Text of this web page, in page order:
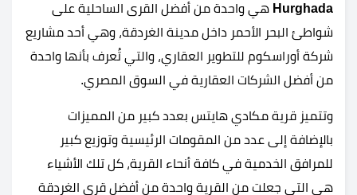
Hurghada هي واحدة من أفضل القرى الساحلية على
شواطئ البحر الأحمر داخل مدينة الغردقة، وهي أحد مشاريع
شركة أوراسكوم للتطوير العقاري، والتي تُعرف بأنها واحدة
من أفضل الشركات العقارية في السوق المصري.
وتتميز قرية مكادي هايتس بعدد كبير من المميزات
بالإضافة إلى عدد من المقومات الرئيسية وتوزيع كبير
للمرافق الخدمية في كافة أنحاء القرية، كل تلك الأشياء
هي التي جعلت من القرية واحدة من أفضل قرى الغردقة